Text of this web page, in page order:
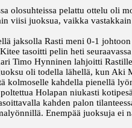
olosuhteissa pelattu ottelu oli
viisi juoksua, vaikka
jaksolla Rasti meni 0-1
tasoitti pelin heti
Timo Hynninen lahjoitti
oli todella lähellä, kun Aki
kolmoselle kahdella pienellä
Holapan niukasti
kahden palon
Enempää juoksuja ei